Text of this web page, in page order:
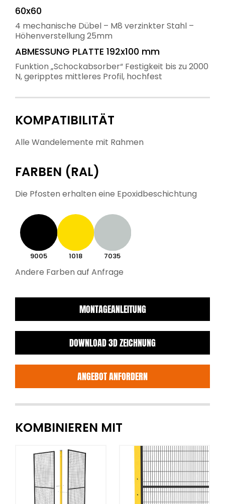
60x60
4 mechanische Dübel – M8 verzinkter Stahl –
Höhenverstellung 25mm
ABMESSUNG PLATTE 192x100 mm
Funktion „Schockabsorber“ Festigkeit bis zu 2000
N, geripptes mittleres Profil, hochfest
KOMPATIBILITÄT
Alle Wandelemente mit Rahmen
FARBEN (RAL)
Die Pfosten erhalten eine Epoxidbeschichtung
9005 1018 7035
Andere Farben auf Anfrage
MONTAGEANLEITUNG
DOWNLOAD 3D ZEICHNUNG
ANGEBOT ANFORDERN
KOMBINIEREN MIT